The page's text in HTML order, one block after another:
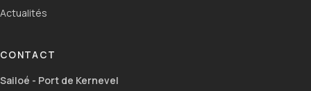
Actualités
CONTACT
Sailoé - Port de Kernevel